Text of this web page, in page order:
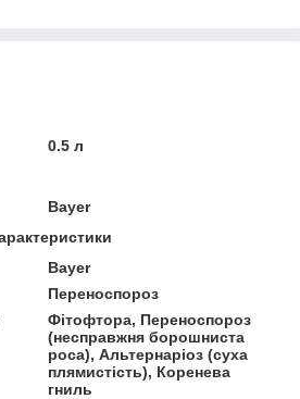
0.5 л
Bayer
Bayer
Переноспороз
Фітофтора, Переноспороз
(несправжня борошниста
роса), Альтернаріоз (суха
плямистість), Коренева
гниль